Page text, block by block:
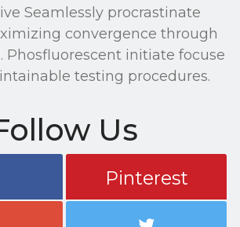
Seamlessly procrastinate
convergence through
Phosfluorescent initiate focuse
testing procedures.
Us
Pinterest